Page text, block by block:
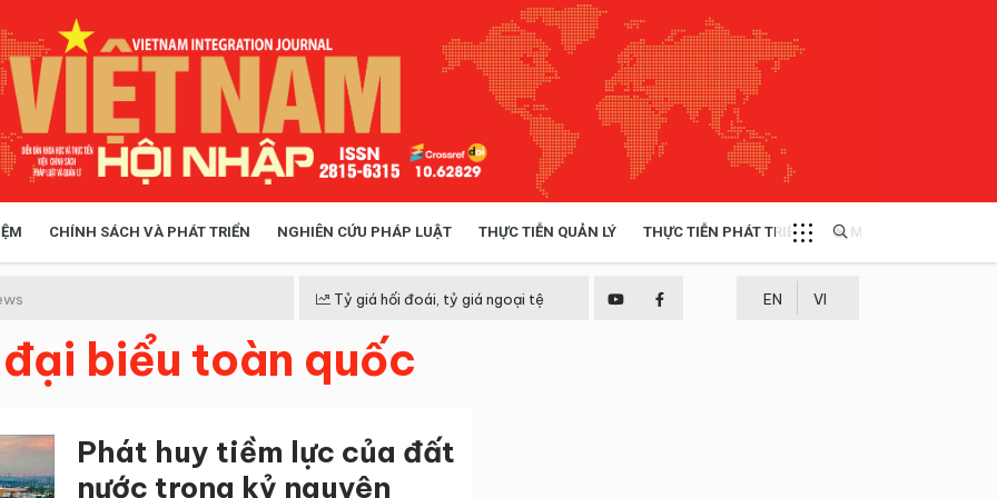
CHÍNH SÁCH VÀ PHÁT TRIỂN NGHIÊN CỨU PHÁP LUẬT THỰC TIỄN QUẢN LÝ THỰC TIỄN PHÁT TRIỂN MULTIMEDIA
Tỷ giá hối đoái, tỷ giá ngoại tệ EN VI
biểu toàn quốc
Phát huy tiềm lực của đất
nước trong kỷ nguyên